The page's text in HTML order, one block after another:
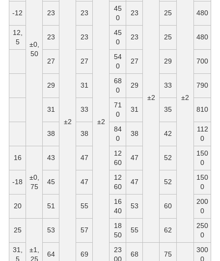
±0,
50
±2 ±2
±2 ±2
-12 23 23
45
0
23 25 480
12,
5
23 23
45
0
23 25 480
27 27
54
0
27 29 700
29 31
68
0
29 33 790
31 33
71
0
31 35 810
38 38
84
0
38 42
112
0
16
±0,
75
43 47
12
60
47 52
150
0
-18 45 47
12
60
47 52
150
0
20 51 55
16
40
53 60
200
0
25
±1,
25
53 57
18
50
55 62
250
0
31,
5
64 69
23
00
68 75
300
0